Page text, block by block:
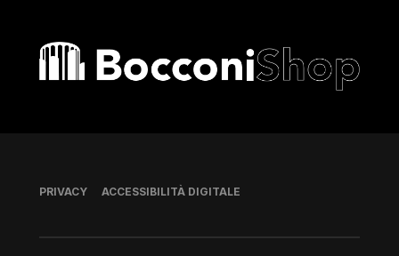
Bocconi shop
Piè di pagina
PRIVACY ACCESSIBILITÀ DIGITALE